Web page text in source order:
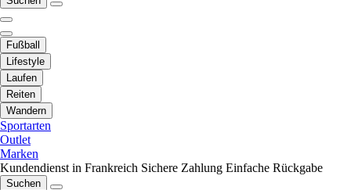
Fußball
Lifestyle
Laufen
Reiten
Wandern
Sportarten
Outlet
Marken
Kundendienst in Frankreich Sichere Zahlung Einfache Rückgabe
Suchen